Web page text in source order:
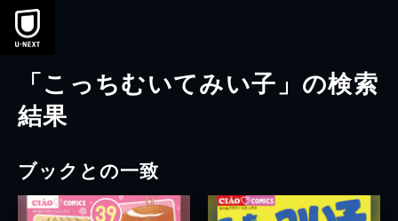
本文へスキップ
「こっちむいてみい子」の検索
結果
ブックとの一致